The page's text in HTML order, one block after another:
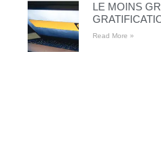
LE MOINS
Read More »